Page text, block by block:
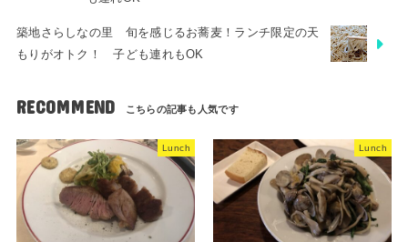
築地さらしなの里 旬を感じるお蕎麦！ランチ限定の天
もりがオトク！ 子ども連れもOK
RECOMMEND
Lunch Lunch